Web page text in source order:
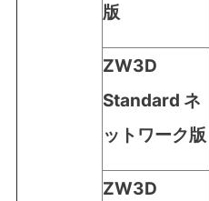
版
ZW3D
Standard ネ
ットワーク版
ZW3D